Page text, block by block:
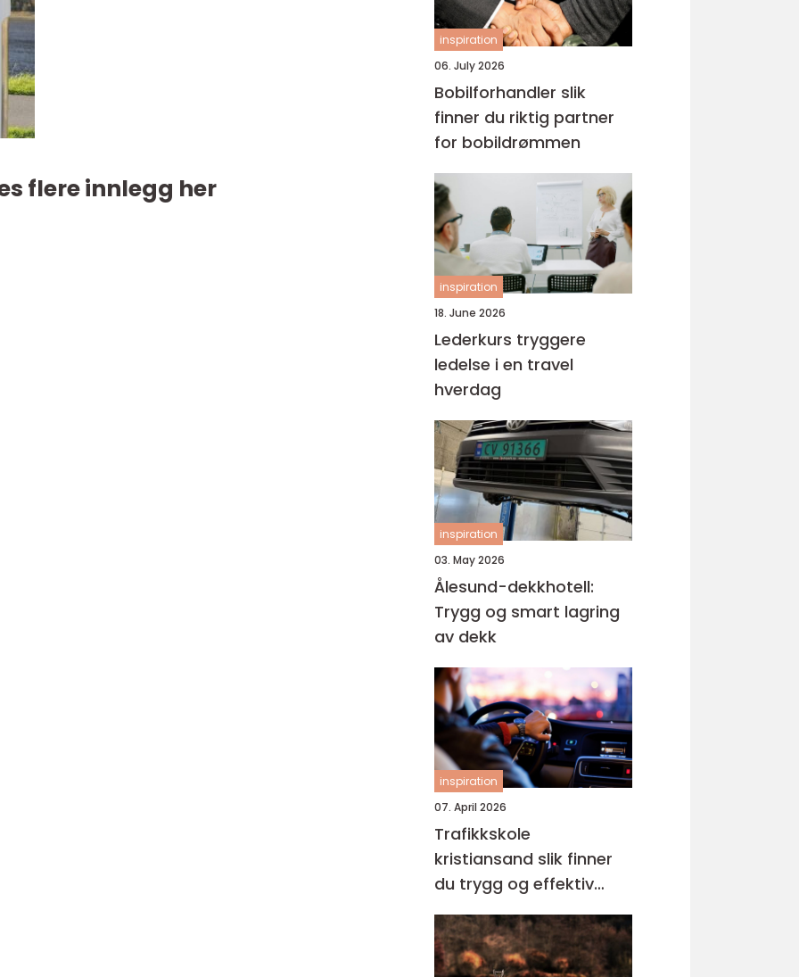
flere innlegg her
inspiration
06. July 2026
Bobilforhandler slik
finner du riktig partner
for bobildrømmen
inspiration
18. June 2026
Lederkurs tryggere
ledelse i en travel
hverdag
inspiration
03. May 2026
Ålesund-dekkhotell:
Trygg og smart lagring
av dekk
inspiration
07. April 2026
Trafikkskole
kristiansand slik finner
du trygg og effektiv
opplæring